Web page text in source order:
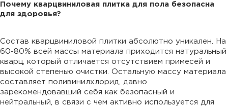
Почему кварцвиниловая плитка для пола безопасна
для здоровья?
Состав кварцвиниловой плитки абсолютно уникален. На
60-80% всей массы материала приходится натуральный
кварц, который отличается отсутствием примесей и
высокой степенью очистки. Остальную массу материала
составляет поливинилхлорид, давно
зарекомендовавший себя как безопасный и
нейтральный, в связи с чем активно используется для